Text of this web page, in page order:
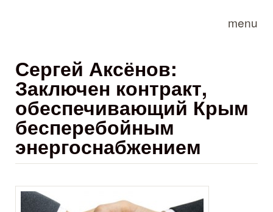
menu
Сергей Аксёнов:
Заключен контракт,
обеспечивающий Крым
бесперебойным
энергоснабжением